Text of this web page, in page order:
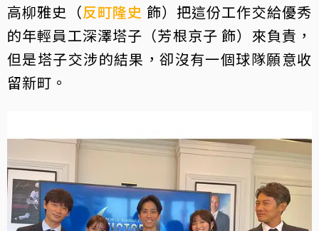
高柳雅史（反町隆史 飾）把這份工作交給優秀
的年輕員工深澤塔子（芳根京子 飾）來負責，
但是塔子交涉的結果，卻沒有一個球隊願意收
留新町。